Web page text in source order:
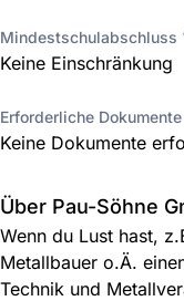
Mindestschulabschluss
Keine Einschränkung
Erforderliche Dokumente
Keine Dokumente
Über Pau-Söhne
Wenn du Lust hast,
Metallbauer o.Ä.
Technik und